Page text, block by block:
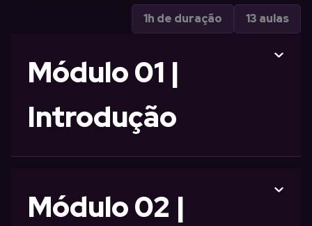
13 aulas
1h de duração
Módulo 01 |
Introdução
Módulo 02 |